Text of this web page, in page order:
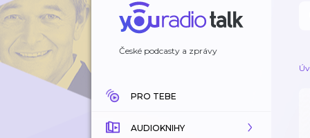
České podcasty a zprávy
PRO TEBE
AUDIOKNIHY